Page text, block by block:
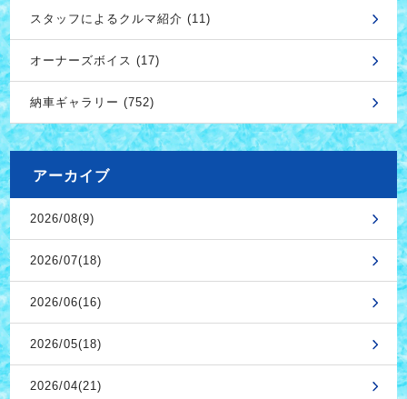
スタッフによるクルマ紹介 (11)
オーナーズボイス (17)
納車ギャラリー (752)
アーカイブ
2026/08(9)
2026/07(18)
2026/06(16)
2026/05(18)
2026/04(21)